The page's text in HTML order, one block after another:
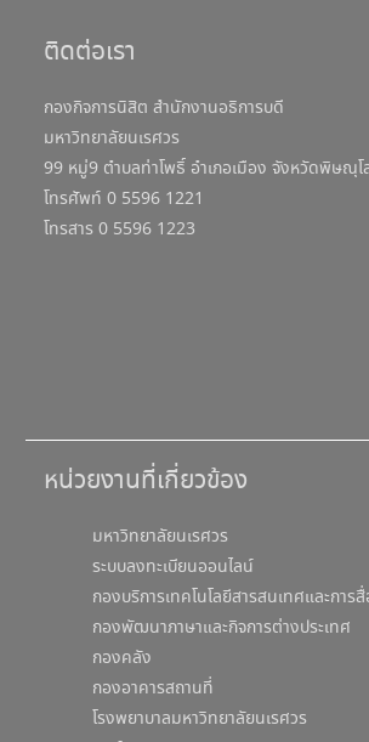
ติดต่อเรา
กองกิจการนิสิต สำนักงานอธิการบดี
มหาวิทยาลัยนเรศวร
99 หมู่9 ตำบลท่าโพธิ์ อำเภอเมือง จังหวัดพิษณุ
โทรศัพท์ 0 5596 1221
โทรสาร 0 5596 1223
หน่วยงานที่เกี่ยวข้อง
มหาวิทยาลัยนเรศวร
ระบบลงทะเบียนออนไลน์
กองบริการเทคโนโลยีสารสนเทศและการ
กองพัฒนาภาษาและกิจการต่างประเทศ
กองคลัง
กองอาคารสถานที่
โรงพยาบาลมหาวิทยาลัยนเรศวร